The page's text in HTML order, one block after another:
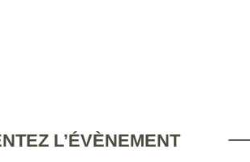
L’ÉVÈNEMENT